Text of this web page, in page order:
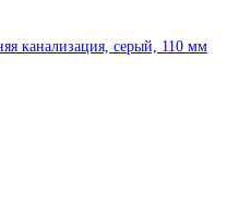
канализация, серый, 110 мм